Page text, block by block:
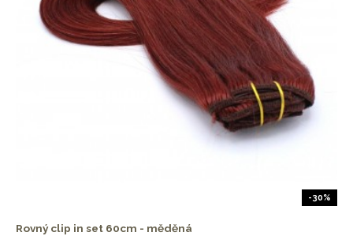
-30%
Rovný clip in set 60cm - měděná